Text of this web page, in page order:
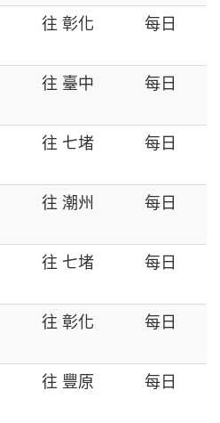
往 彰化 每日
往 臺中 每日
往 七堵 每日
往 潮州 每日
往 七堵 每日
往 彰化 每日
往 豐原 每日